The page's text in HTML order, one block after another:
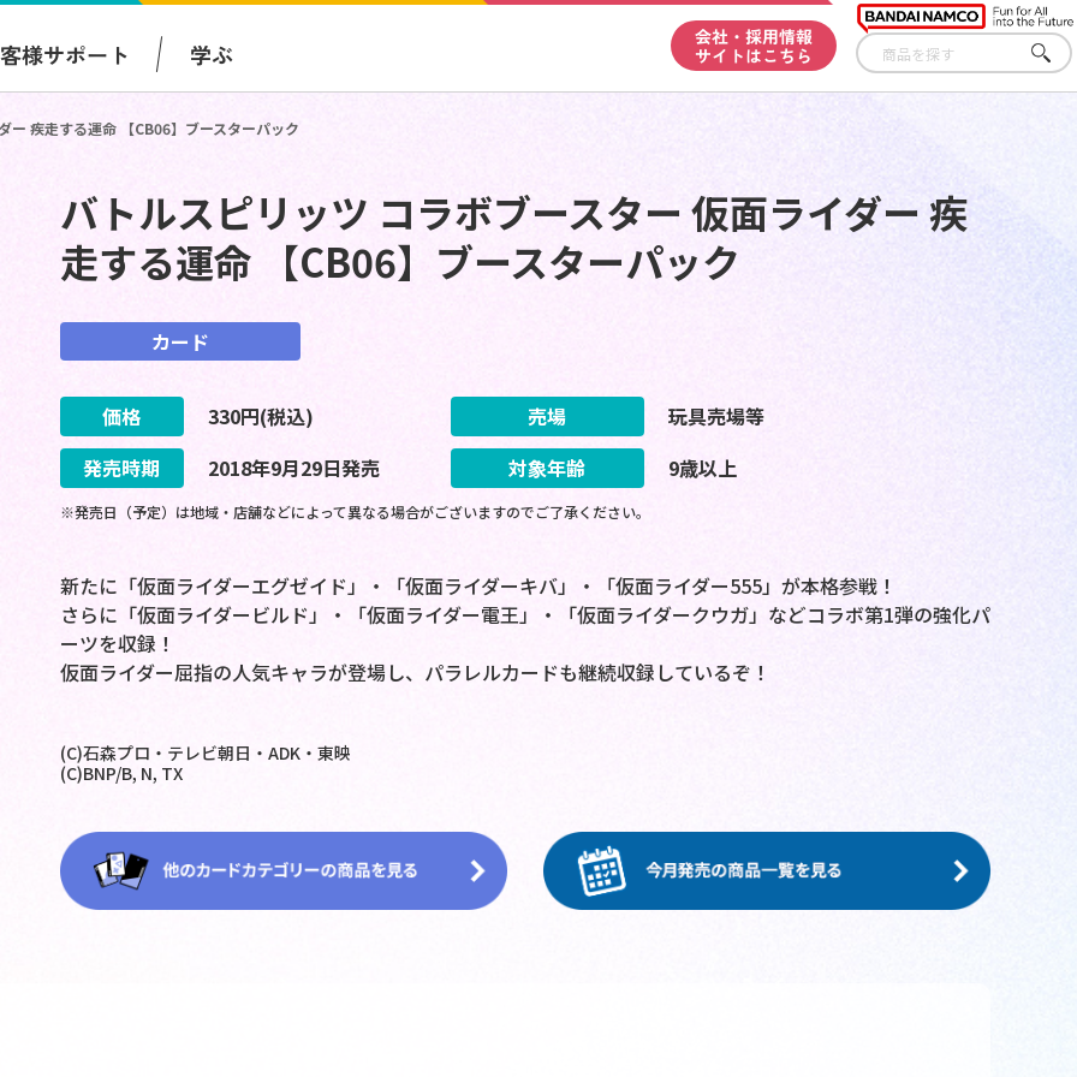
様サポート 学ぶ
会社・採用情報
サイトはこちら
さが
す
ー 疾走する運命 【CB06】ブースターパック
バトルスピリッツ コラボブースター 仮面ライダー 疾
走する運命 【CB06】ブースターパック
カード
価格 330円(税込) 売場
玩具売場等
発売時期
2018年9月29日発売 対象年齢 9歳以上
※発売日（予定）は地域・店舗などによって異なる場合がございますのでご了承ください。
新たに「仮面ライダーエグゼイド」・「仮面ライダーキバ」・「仮面ライダー555」が本格参戦！
さらに「仮面ライダービルド」・「仮面ライダー電王」・「仮面ライダークウガ」などコラボ第1弾の強化パ
ーツを収録！
仮面ライダー屈指の人気キャラが登場し、パラレルカードも継続収録しているぞ！
(C)石森プロ・テレビ朝日・ADK・東映
(C)BNP/B, N, TX